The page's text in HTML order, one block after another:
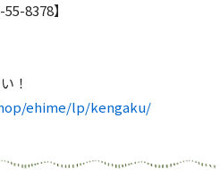
55-8378】
！
ehime/lp/kengaku/